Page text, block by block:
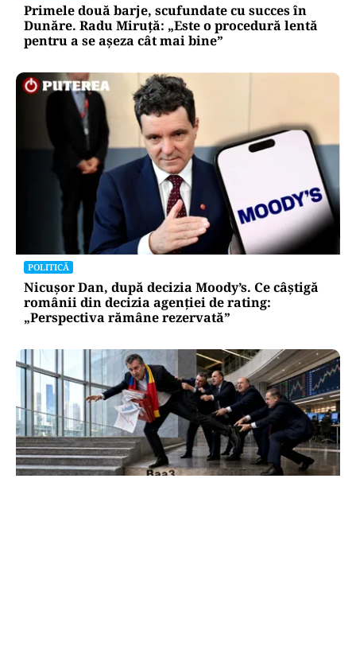
Primele două barje, scufundate cu succes în
Dunăre. Radu Miruță: „Este o procedură lentă
pentru a se așeza cât mai bine”
POLITICĂ
Nicușor Dan, după decizia Moody’s. Ce câștigă
românii din decizia agenției de rating:
„Perspectiva rămâne rezervată”